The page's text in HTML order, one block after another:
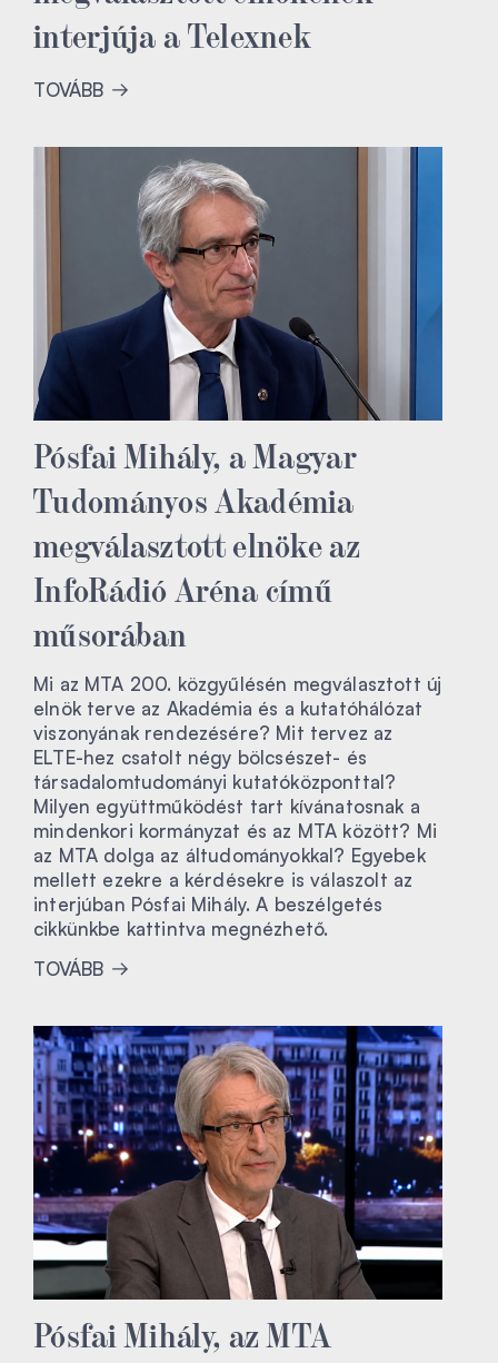
interjúja a Telexnek
TOVÁBB
Pósfai Mihály, a Magyar
Tudományos Akadémia
megválasztott elnöke az
InfoRádió Aréna című
műsorában
Mi az MTA 200. közgyűlésén megválasztott új
elnök terve az Akadémia és a kutatóhálózat
viszonyának rendezésére? Mit tervez az
ELTE-hez csatolt négy bölcsészet- és
társadalomtudományi kutatóközponttal?
Milyen együttműködést tart kívánatosnak a
mindenkori kormányzat és az MTA között? Mi
az MTA dolga az áltudományokkal? Egyebek
mellett ezekre a kérdésekre is válaszolt az
interjúban Pósfai Mihály. A beszélgetés
cikkünkbe kattintva megnézhető.
TOVÁBB
Pósfai Mihály, az MTA